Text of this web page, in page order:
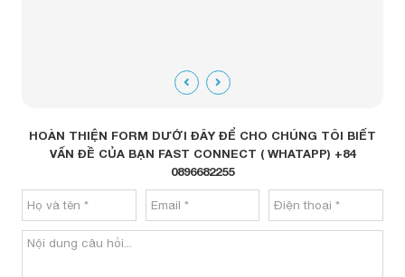
HOÀN THIỆN FORM DƯỚI ĐÂY ĐỂ CHO CHÚNG TÔI BIẾT
VẤN ĐỀ CỦA BẠN FAST CONNECT ( WHATAPP) +84
0896682255